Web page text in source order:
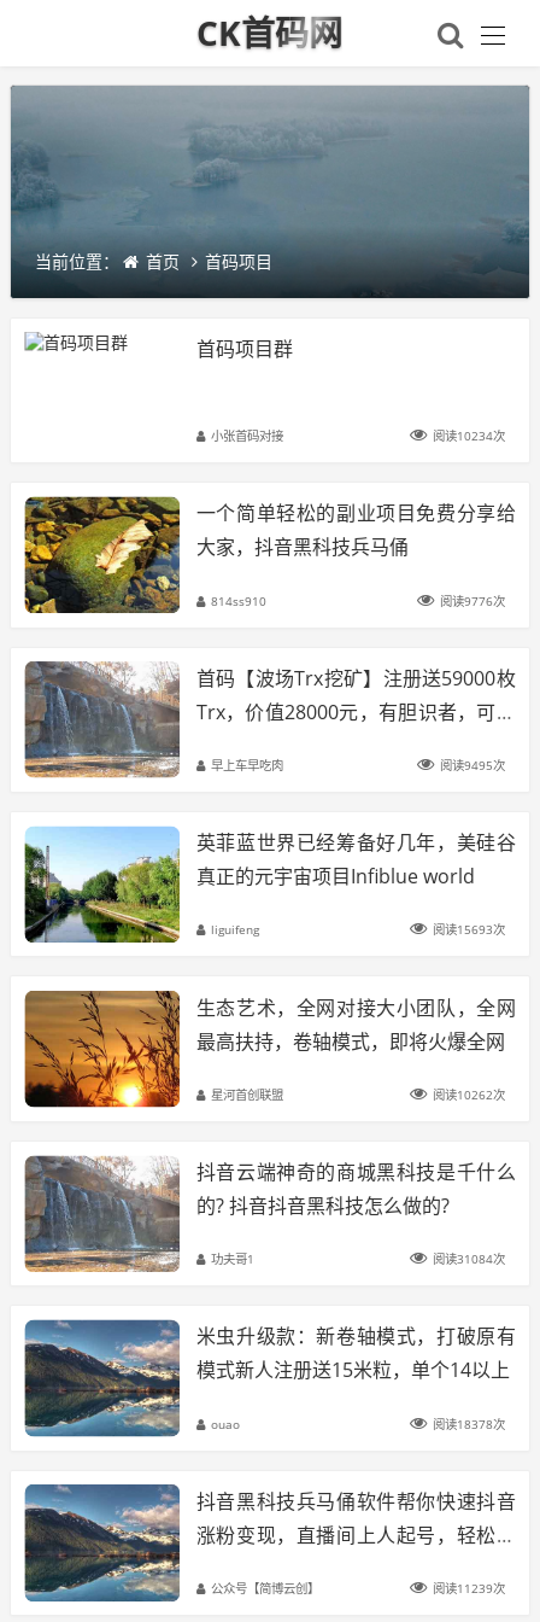
CK首码网
当前位置： 首页 首码项目
首码项目群
小张首码对接 阅读10234次
一个简单轻松的副业项目免费分享给
大家，抖音黑科技兵马俑
814ss910 阅读9776次
首码【波场Trx挖矿】注册送59000枚
Trx，价值28000元，有胆识者，可日
早上车早吃肉 阅读9495次
英菲蓝世界已经筹备好几年，美硅谷
真正的元宇宙项目Infiblue world
liguifeng 阅读15693次
生态艺术，全网对接大小团队，全网
最高扶持，卷轴模式，即将火爆全网
星河首创联盟 阅读10262次
抖音云端神奇的商城黑科技是千什么
的? 抖音抖音黑科技怎么做的?
功夫哥1 阅读31084次
米虫升级款：新卷轴模式，打破原有
模式新人注册送15米粒，单个14以上
ouao 阅读18378次
抖音黑科技兵马俑软件帮你快速抖音
涨粉变现，直播间上人起号，轻松月
公众号【简博云创】 阅读11239次